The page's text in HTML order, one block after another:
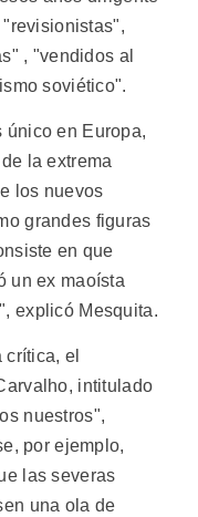
, "vendidos al
soviético".
único en Europa,
la extrema
los nuevos
grandes figuras
en que
un ex maoísta
explicó Mesquita.
el
intitulado
nuestros",
por ejemplo,
las severas
una ola de